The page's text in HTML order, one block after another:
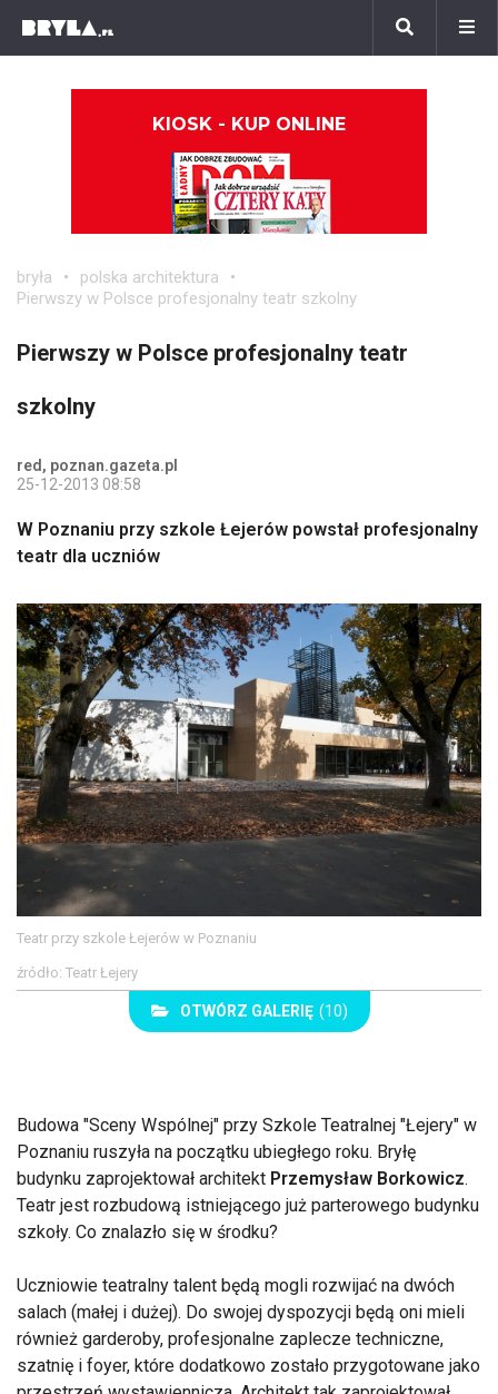
KIOSK - KUP ONLINE
bryła
polska architektura
Pierwszy w Polsce profesjonalny teatr szkolny
Pierwszy w Polsce profesjonalny teatr
szkolny
red, poznan.gazeta.pl
25-12-2013 08:58
W Poznaniu przy szkole Łejerów powstał profesjonalny
teatr dla uczniów
Teatr przy szkole Łejerów w Poznaniu
źródło: Teatr Łejery
OTWÓRZ GALERIĘ (10)
Budowa "Sceny Wspólnej" przy Szkole Teatralnej "Łejery" w
Poznaniu ruszyła na początku ubiegłego roku. Bryłę
budynku zaprojektował architekt Przemysław Borkowicz.
Teatr jest rozbudową istniejącego już parterowego budynku
szkoły. Co znalazło się w środku?
Uczniowie teatralny talent będą mogli rozwijać na dwóch
salach (małej i dużej). Do swojej dyspozycji będą oni mieli
również garderoby, profesjonalne zaplecze techniczne,
szatnię i foyer, które dodatkowo zostało przygotowane jako